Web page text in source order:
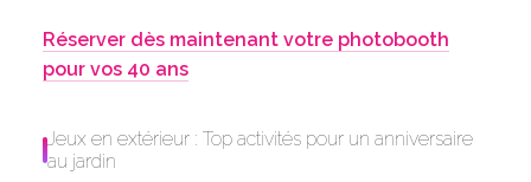
Réserver dès maintenant votre photobooth
pour vos 40 ans
Jeux en extérieur : Top activités pour un anniversaire
au jardin